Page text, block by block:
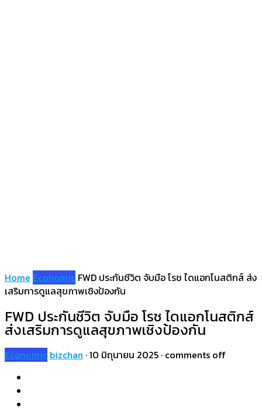
Home Economic FWD ประกันชีวิต จับมือ โรช ไดแอกโนสติกส์ ส่ง
เสริมการดูแลสุขภาพเชิงป้องกัน
FWD ประกันชีวิต จับมือ โรช ไดแอกโนสติกส์
ส่งเสริมการดูแลสุขภาพเชิงป้องกัน
Economic bizchan ·10 มิถุนายน 2025 · comments off